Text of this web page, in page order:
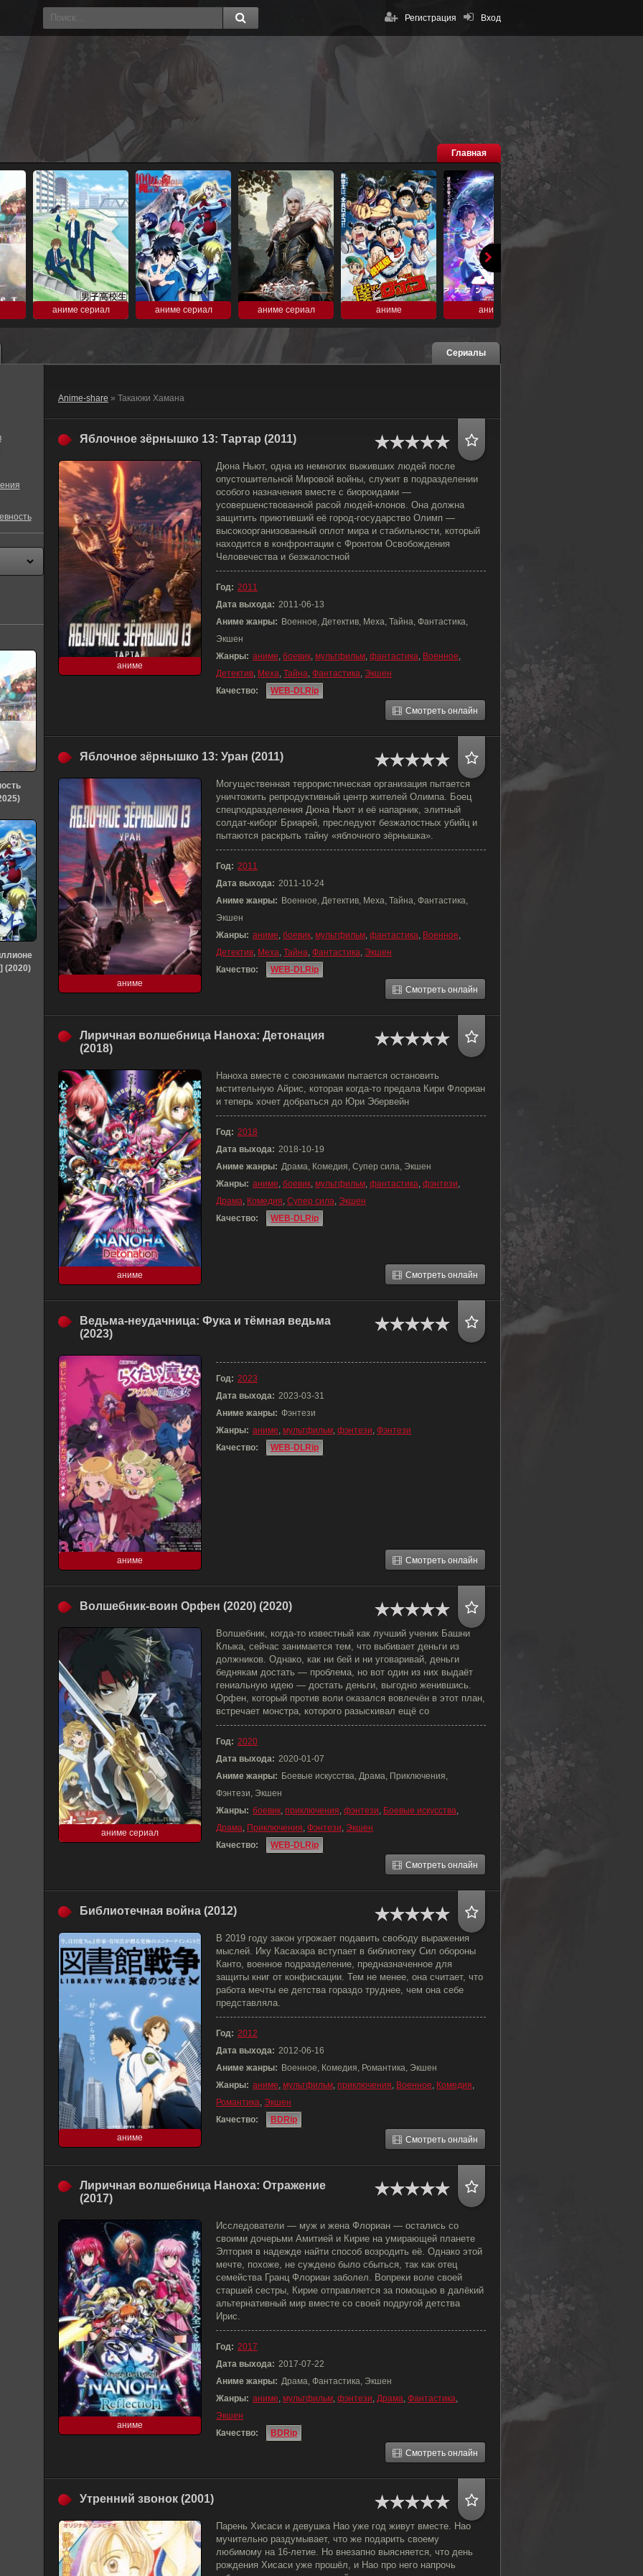
Вход
Регистрация
Главная
аниме сериал аниме сериал аниме сериал аниме аниме
Сериалы
Anime-share » Такаюки Хамана
Яблочное зёрнышко 13: Тартар (2011)
аниме
Дюна Ньют, одна из немногих выживших людей после
опустошительной Мировой войны, служит в подразделении
особого назначения вместе с биороидами —
усовершенствованной расой людей-клонов. Она должна
защитить приютивший её город-государство Олимп —
высокоорганизованный оплот мира и стабильности, который
находится в конфронтации с Фронтом Освобождения
Человечества и безжалостной
Год: 2011
Дата выхода: 2011-06-13
Аниме жанры: Военное, Детектив, Меха, Тайна, Фантастика,
Экшен
Жанры: аниме, боевик, мультфильм, фантастика, Военное,
Детектив, Меха, Тайна, Фантастика, Экшен
Качество:
WEB-DLRip
Смотреть онлайн
Яблочное зёрнышко 13: Уран (2011)
аниме
Могущественная террористическая организация пытается
уничтожить репродуктивный центр жителей Олимпа. Боец
спецподразделения Дюна Ньют и её напарник, элитный
солдат-киборг Бриарей, преследуют безжалостных убийц и
пытаются раскрыть тайну «яблочного зёрнышка».
Год: 2011
Дата выхода: 2011-10-24
Аниме жанры: Военное, Детектив, Меха, Тайна, Фантастика,
Экшен
Жанры: аниме, боевик, мультфильм, фантастика, Военное,
Детектив, Меха, Тайна, Фантастика, Экшен
Качество:
WEB-DLRip
Смотреть онлайн
Лиричная волшебница Наноха: Детонация
(2018)
аниме
Наноха вместе с союзниками пытается остановить
мстительную Айрис, которая когда-то предала Кири Флориан
и теперь хочет добраться до Юри Эбервейн
Год: 2018
Дата выхода: 2018-10-19
Аниме жанры: Драма, Комедия, Супер сила, Экшен
Жанры: аниме, боевик, мультфильм, фантастика, фэнтези,
Драма, Комедия, Супер сила, Экшен
Качество:
WEB-DLRip
Смотреть онлайн
Ведьма-неудачница: Фука и тёмная ведьма
(2023)
аниме
Год: 2023
Дата выхода: 2023-03-31
Аниме жанры: Фэнтези
Жанры: аниме, мультфильм, фэнтези, Фэнтези
Качество:
WEB-DLRip
Смотреть онлайн
Волшебник-воин Орфен (2020) (2020)
аниме сериал
Волшебник, когда-то известный как лучший ученик Башни
Клыка, сейчас занимается тем, что выбивает деньги из
должников. Однако, как ни бей и ни уговаривай, деньги
беднякам достать — проблема, но вот один из них выдаёт
гениальную идею — достать деньги, выгодно женившись.
Орфен, который против воли оказался вовлечён в этот план,
встречает монстра, которого разыскивал ещё со
Год: 2020
Дата выхода: 2020-01-07
Аниме жанры: Боевые искусства, Драма, Приключения,
Фэнтези, Экшен
Жанры: боевик, приключения, фэнтези, Боевые искусства,
Драма, Приключения, Фэнтези, Экшен
Качество:
WEB-DLRip
Смотреть онлайн
Библиотечная война (2012)
аниме
В 2019 году закон угрожает подавить свободу выражения
мыслей. Ику Касахара вступает в библиотеку Сил обороны
Канто, военное подразделение, предназначенное для
защиты книг от конфискации. Тем не менее, она считает, что
работа мечты ее детства гораздо труднее, чем она себе
представляла.
Год: 2012
Дата выхода: 2012-06-16
Аниме жанры: Военное, Комедия, Романтика, Экшен
Жанры: аниме, мультфильм, приключения, Военное, Комедия,
Романтика, Экшен
Качество:
BDRip
Смотреть онлайн
Лиричная волшебница Наноха: Отражение
(2017)
аниме
Исследователи — муж и жена Флориан — остались со
своими дочерьми Амитией и Кирие на умирающей планете
Элтория в надежде найти способ возродить её. Однако этой
мечте, похоже, не суждено было сбыться, так как отец
семейства Гранц Флориан заболел. Вопреки воле своей
старшей сестры, Кирие отправляется за помощью в далёкий
альтернативный мир вместе со своей подругой детства
Ирис.
Год: 2017
Дата выхода: 2017-07-22
Аниме жанры: Драма, Фантастика, Экшен
Жанры: аниме, мультфильм, фэнтези, Драма, Фантастика,
Экшен
Качество:
BDRip
Смотреть онлайн
Утренний звонок (2001)
Парень Хисаси и девушка Нао уже год живут вместе. Нао
мучительно раздумывает, что же подарить своему
любимому на 16-летие. Но внезапно выясняется, что день
рождения Хисаси уже прошёл, и Нао про него напрочь
(2020)